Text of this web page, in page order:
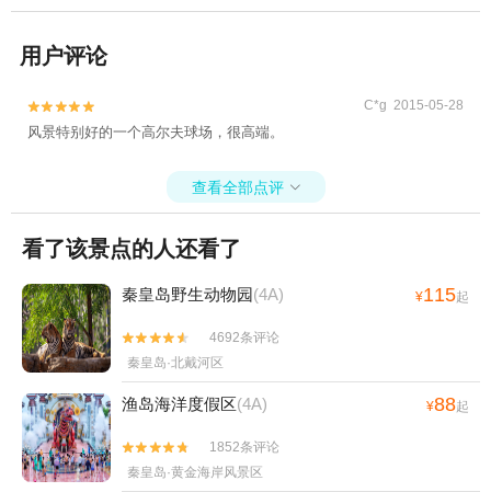
用户评论

 C*g 2015-05-28
风景特别好的一个高尔夫球场，很高端。
查看全部点评 
看了该景点的人还看了
秦皇岛野生动物园(4A) ¥115起


4692条评论
秦皇岛·北戴河区
渔岛海洋度假区(4A) ¥88起


1852条评论
秦皇岛·黄金海岸风景区